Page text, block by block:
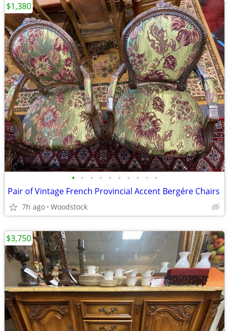
• • • • • • • • • •
Pair of Vintage French Provincial Accent Bergére Chairs
7h ago Woodstock
$1,380
$3,750